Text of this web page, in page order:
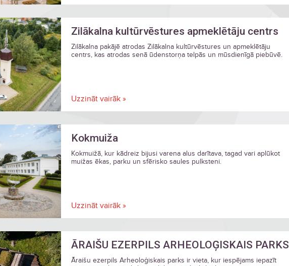
Zilākalna kultūrvēstures apmeklētāju centrs
Zilākalna pakājē atrodas Zilākalna kultūrvēstures un apmeklētāju
centrs, kas atrodas senā ūdenstorņa telpās un mūsdienīgā piebūvē.
Uzzināt vairāk »
Kokmuiža
Kokmuižā, kur kādreiz bijusi varena alus darītava, tagad vari aplūkot
muižas ēkas, parku un sfērisko saules pulksteni.
Uzzināt vairāk »
ĀRAIŠU EZERPILS ARHEOLOĢISKAIS PARKS
Āraišu ezerpils Arheoloģiskais parks ir vieta, kur iespējams iepazīt